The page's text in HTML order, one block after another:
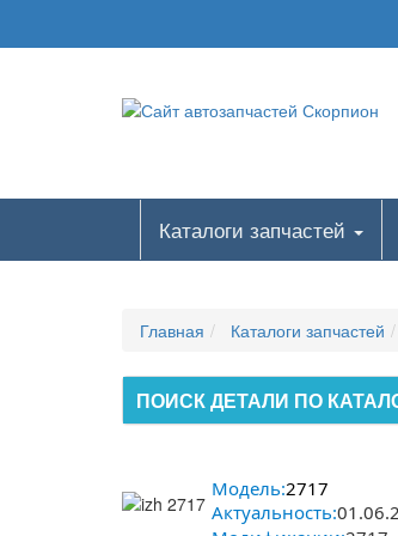
Каталоги запчастей
Главная Каталоги запчастей
ПОИСК ДЕТАЛИ ПО
Модель:2717
Актуальность: